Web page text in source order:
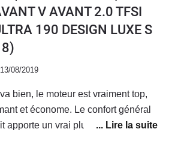
V AVANT 2.0 TFSI
190 DESIGN LUXE S
08/2019
bien, le moteur est vraiment top,
et économe. Le confort général
apporte un vrai plus! La voiture a